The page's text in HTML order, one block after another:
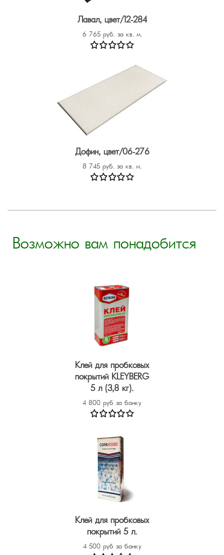
Лавал, цвет/12-284
6 765 руб. за кв. м.
Дофин, цвет/06-276
8 745 руб. за кв. м.
Возможно вам понадобится
Клей для пробковых
покрытий KLEYBERG
5 л (3,8 кг).
4 800 руб за банку
Клей для пробковых
покрытий 5 л.
4 500 руб за банку